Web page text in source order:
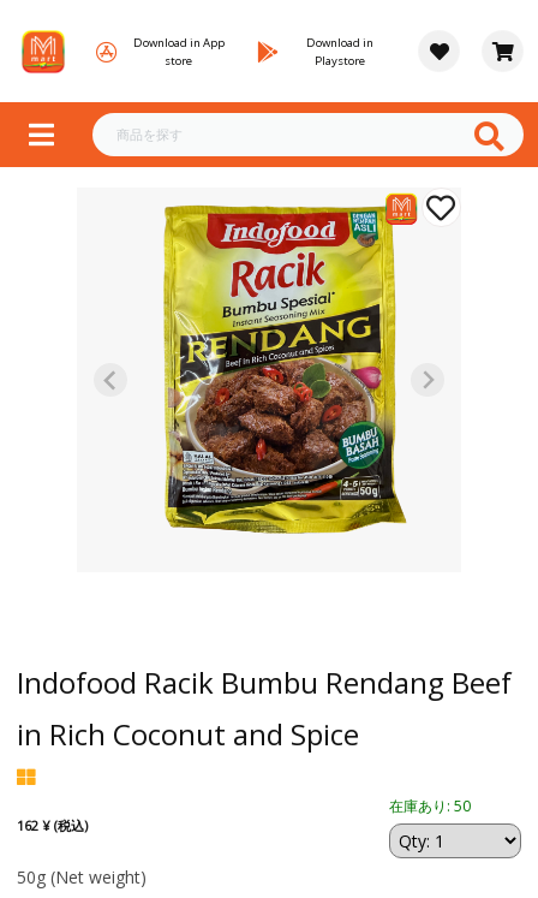
Download in App
store
Download in
Playstore
Indofood Racik Bumbu Rendang Beef
in Rich Coconut and Spice
162 ¥ (税込)
在庫あり: 50
50g (Net weight)